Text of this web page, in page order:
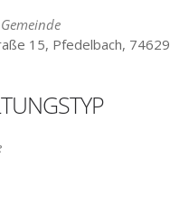
15, Pfedelbach, 74629